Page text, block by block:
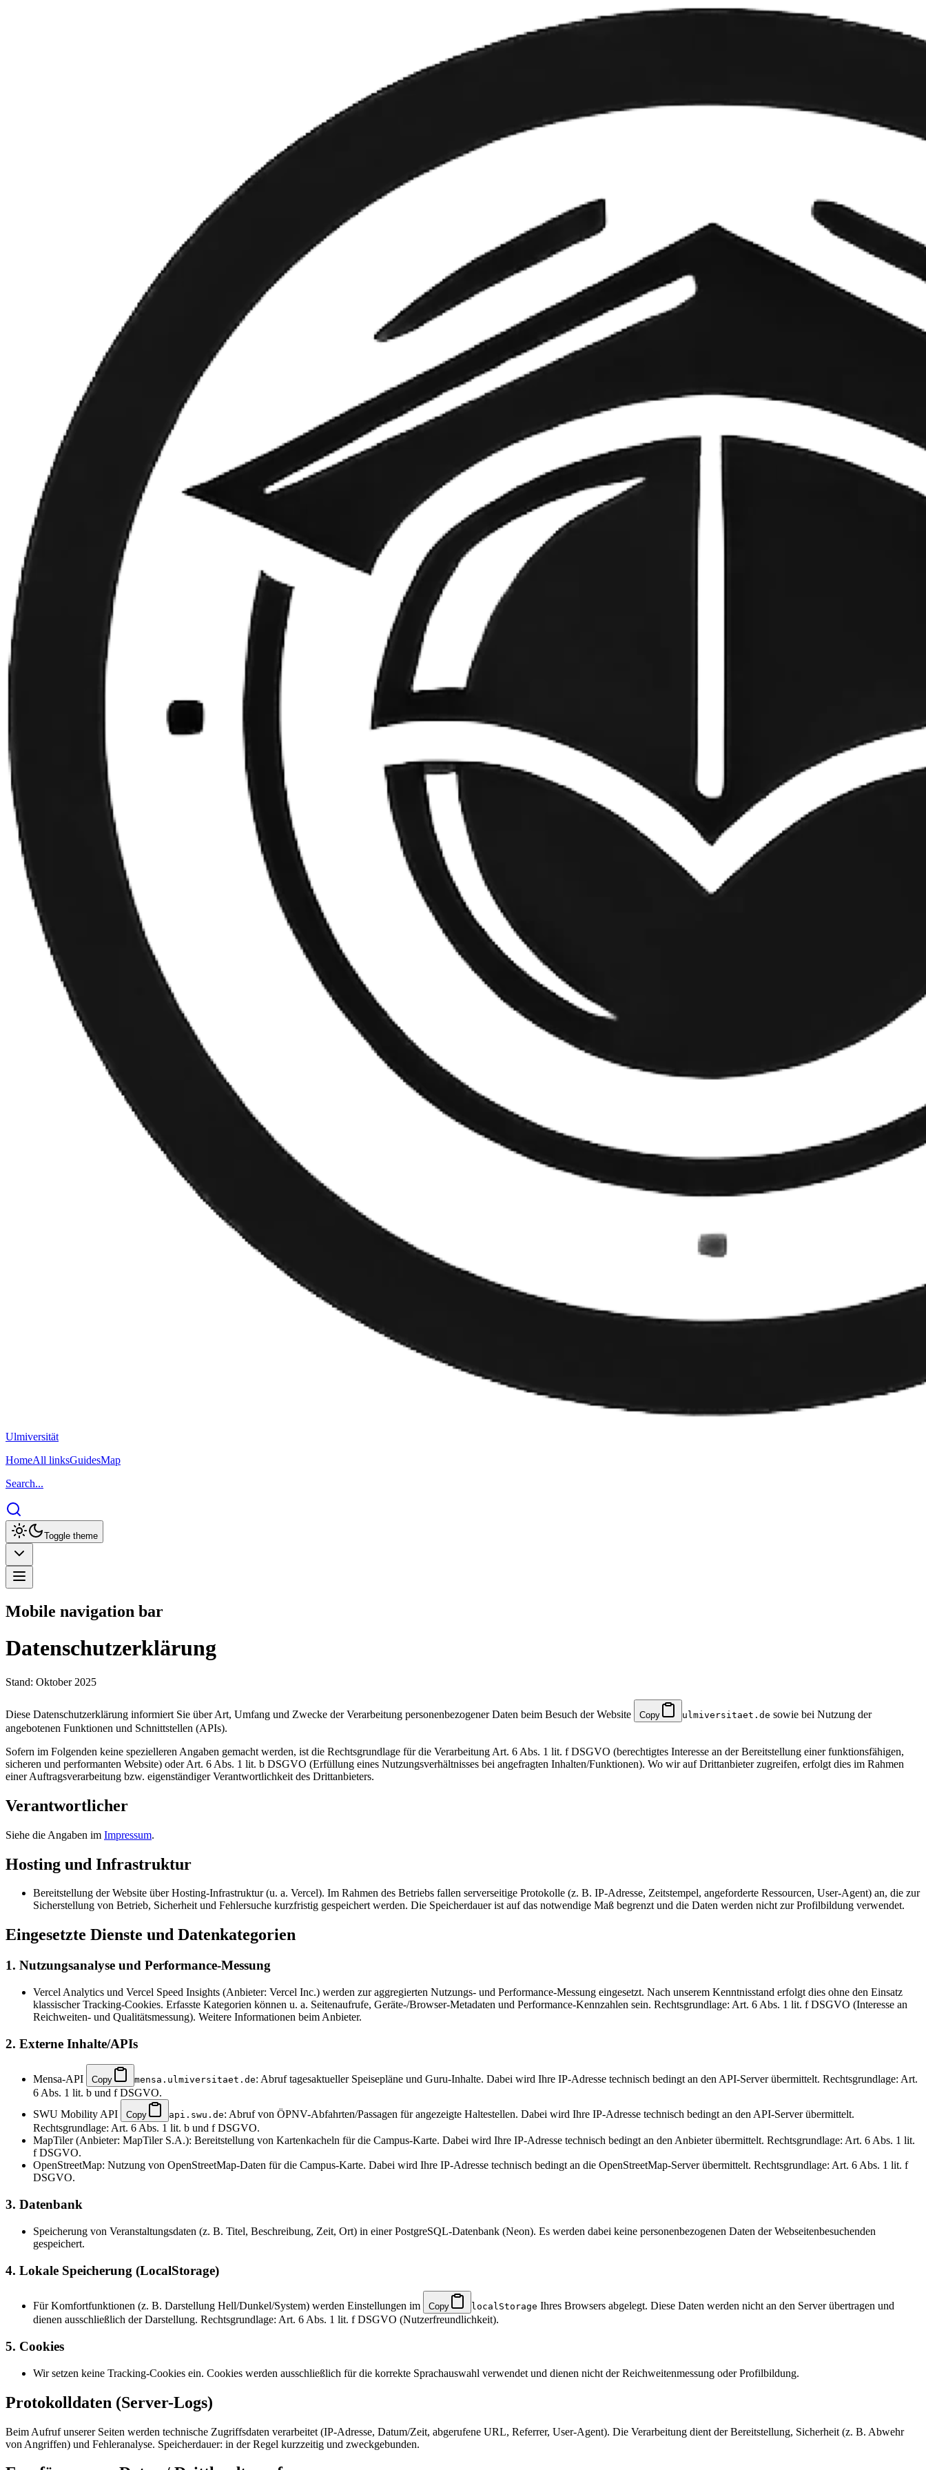
Ulmiversität
HomeAll linksGuidesMap
Search...
Toggle theme
Mobile navigation bar
Datenschutzerklärung
Stand: Oktober 2025
Diese Datenschutzerklärung informiert Sie über Art, Umfang und Zwecke der Verarbeitung personenbezogener Daten beim Besuch der Website Copy ulmiversitaet.de sowie bei Nutzung der
angebotenen Funktionen und Schnittstellen (APIs).
Sofern im Folgenden keine spezielleren Angaben gemacht werden, ist die Rechtsgrundlage für die Verarbeitung Art. 6 Abs. 1 lit. f DSGVO (berechtigtes Interesse an der Bereitstellung einer funktionsfähigen,
sicheren und performanten Website) oder Art. 6 Abs. 1 lit. b DSGVO (Erfüllung eines Nutzungsverhältnisses bei angefragten Inhalten/Funktionen). Wo wir auf Drittanbieter zugreifen, erfolgt dies im Rahmen
einer Auftragsverarbeitung bzw. eigenständiger Verantwortlichkeit des Drittanbieters.
Verantwortlicher
Siehe die Angaben im Impressum.
Hosting und Infrastruktur
Bereitstellung der Website über Hosting-Infrastruktur (u. a. Vercel). Im Rahmen des Betriebs fallen serverseitige Protokolle (z. B. IP-Adresse, Zeitstempel, angeforderte Ressourcen, User-Agent) an, die zur
Sicherstellung von Betrieb, Sicherheit und Fehlersuche kurzfristig gespeichert werden. Die Speicherdauer ist auf das notwendige Maß begrenzt und die Daten werden nicht zur Profilbildung verwendet.
Eingesetzte Dienste und Datenkategorien
1. Nutzungsanalyse und Performance-Messung
Vercel Analytics und Vercel Speed Insights (Anbieter: Vercel Inc.) werden zur aggregierten Nutzungs- und Performance-Messung eingesetzt. Nach unserem Kenntnisstand erfolgt dies ohne den Einsatz
klassischer Tracking-Cookies. Erfasste Kategorien können u. a. Seitenaufrufe, Geräte-/Browser-Metadaten und Performance-Kennzahlen sein. Rechtsgrundlage: Art. 6 Abs. 1 lit. f DSGVO (Interesse an
Reichweiten- und Qualitätsmessung). Weitere Informationen beim Anbieter.
2. Externe Inhalte/APIs
Mensa-API Copy mensa.ulmiversitaet.de: Abruf tagesaktueller Speisepläne und Guru-Inhalte. Dabei wird Ihre IP-Adresse technisch bedingt an den API-Server übermittelt. Rechtsgrundlage: Art.
6 Abs. 1 lit. b und f DSGVO.
SWU Mobility API
Copy api.swu.de: Abruf von ÖPNV-Abfahrten/Passagen für angezeigte Haltestellen. Dabei wird Ihre IP-Adresse technisch bedingt an den API-Server übermittelt.
Rechtsgrundlage: Art. 6 Abs. 1 lit. b und f DSGVO.
MapTiler (Anbieter: MapTiler S.A.): Bereitstellung von Kartenkacheln für die Campus-Karte. Dabei wird Ihre IP-Adresse technisch bedingt an den Anbieter übermittelt. Rechtsgrundlage: Art. 6 Abs. 1 lit.
f DSGVO.
OpenStreetMap: Nutzung von OpenStreetMap-Daten für die Campus-Karte. Dabei wird Ihre IP-Adresse technisch bedingt an die OpenStreetMap-Server übermittelt. Rechtsgrundlage: Art. 6 Abs. 1 lit. f
DSGVO.
3. Datenbank
Speicherung von Veranstaltungsdaten (z. B. Titel, Beschreibung, Zeit, Ort) in einer PostgreSQL-Datenbank (Neon). Es werden dabei keine personenbezogenen Daten der Webseitenbesuchenden
gespeichert.
4. Lokale Speicherung (LocalStorage)
Für Komfortfunktionen (z. B. Darstellung Hell/Dunkel/System) werden Einstellungen im Copy localStorage Ihres Browsers abgelegt. Diese Daten werden nicht an den Server übertragen und
dienen ausschließlich der Darstellung. Rechtsgrundlage: Art. 6 Abs. 1 lit. f DSGVO (Nutzerfreundlichkeit).
5. Cookies
Wir setzen keine Tracking-Cookies ein. Cookies werden ausschließlich für die korrekte Sprachauswahl verwendet und dienen nicht der Reichweitenmessung oder Profilbildung.
Protokolldaten (Server-Logs)
Beim Aufruf unserer Seiten werden technische Zugriffsdaten verarbeitet (IP-Adresse, Datum/Zeit, abgerufene URL, Referrer, User-Agent). Die Verarbeitung dient der Bereitstellung, Sicherheit (z. B. Abwehr
von Angriffen) und Fehleranalyse. Speicherdauer: in der Regel kurzzeitig und zweckgebunden.